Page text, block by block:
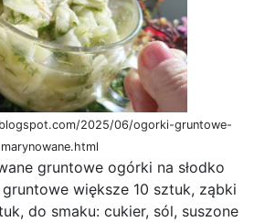
2025/06/ogorki-gruntowe-
marynowane.html
gruntowe ogórki na słodko
większe 10 sztuk, ząbki
do smaku: cukier, sól, suszone